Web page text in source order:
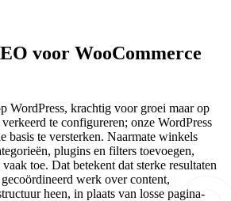
voor WooCommerce
WordPress, krachtig voor groei maar op
te configureren; onze WordPress
basis te versterken. Naarmate winkels
plugins en filters toevoegen,
toe. Dat betekent dat sterke resultaten
werk over content,
heen, in plaats van losse pagina-